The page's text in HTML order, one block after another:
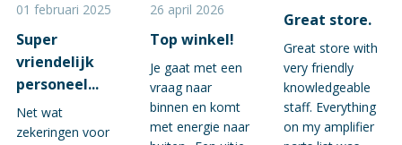
01 februari 2025
Super
vriendelijk
personeel...
Net wat
zekeringen voor
26 april 2026
Top winkel!
Je gaat met een
vraag naar
binnen en komt
met energie naar
Great store.
Great store with
very friendly
knowledgeable
staff. Everything
on my amplifier